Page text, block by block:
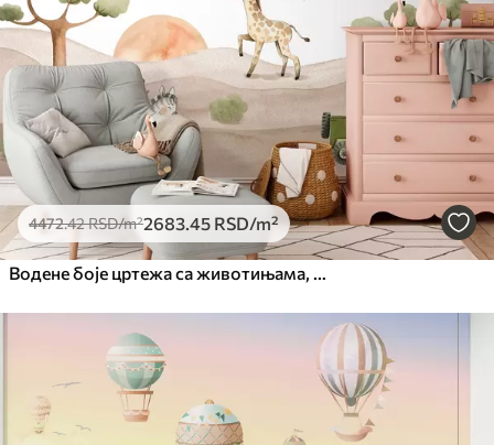
5525 .003315 .00RSD
Премиум
6333.333800.00RSD/m²
Peel and Stick
8166.674900.00RSD/m²
4472.42RSD/m²2683 .45 RSD/m²